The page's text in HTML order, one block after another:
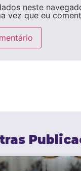
neste
vez que eu